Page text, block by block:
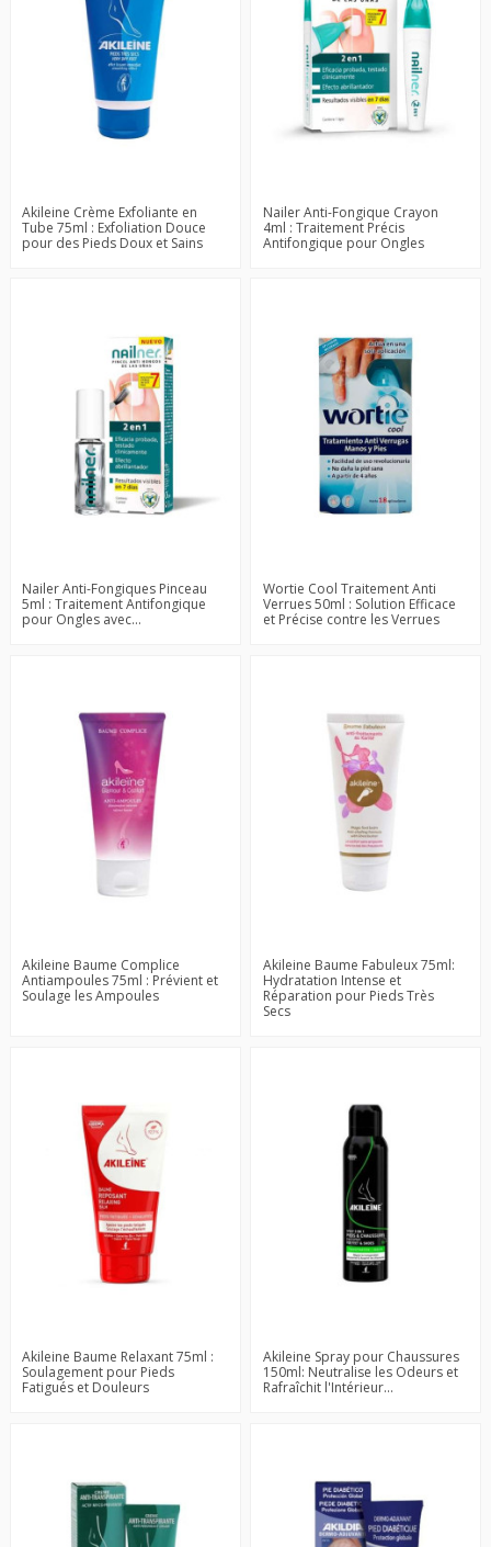
Akileine Crème Exfoliante en
Tube 75ml : Exfoliation Douce
pour des Pieds Doux et Sains
Nailer Anti-Fongique Crayon
4ml : Traitement Précis
Antifongique pour Ongles
Nailer Anti-Fongiques Pinceau
5ml : Traitement Antifongique
pour Ongles avec...
Wortie Cool Traitement Anti
Verrues 50ml : Solution Efficace
et Précise contre les Verrues
Akileine Baume Complice
Antiampoules 75ml : Prévient et
Soulage les Ampoules
Akileine Baume Fabuleux 75ml:
Hydratation Intense et
Réparation pour Pieds Très
Secs
Akileine Baume Relaxant 75ml :
Soulagement pour Pieds
Fatigués et Douleurs
Akileine Spray pour Chaussures
150ml: Neutralise les Odeurs et
Rafraîchit l'Intérieur...